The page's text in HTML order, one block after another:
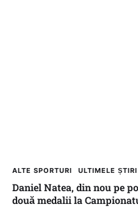
ALTE SPORTURI ULTIMELE ȘTIRI
Daniel Natea, din nou pe
două medalii la